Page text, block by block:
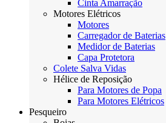
Cinta Amarração
Motores Elétricos
Motores
Carregador de Baterias
Medidor de Baterias
Capa Protetora
Colete Salva Vidas
Hélice de Reposição
Para Motores de Popa
Para Motores Elétricos
Pesqueiro